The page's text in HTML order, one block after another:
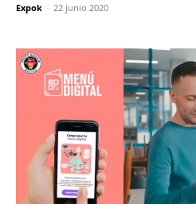
Expok - 22 junio 2020